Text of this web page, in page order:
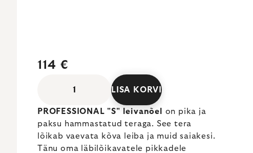
114 €
LISA KORVI
PROFESSIONAL "S" leivanõel on pika ja
paksu hammastatud teraga. See tera
lõikab vaevata kõva leiba ja muid saiakesi.
Tänu oma läbilõikavatele pikkadele